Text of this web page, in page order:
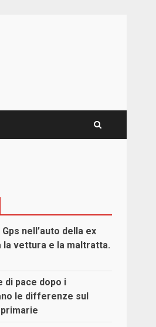
nell’auto della ex
la vettura e la maltratta.
di pace dopo i
le differenze sul